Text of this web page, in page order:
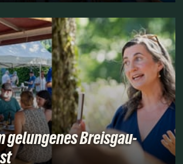
gelungenes Breisgau-